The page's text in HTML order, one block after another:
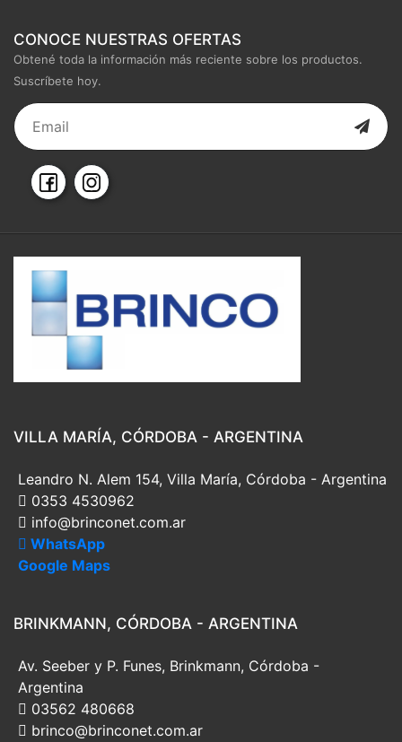
CONOCE NUESTRAS OFERTAS
Obtené toda la información más reciente sobre los productos.
Suscríbete hoy.
VILLA MARÍA, CÓRDOBA - ARGENTINA
Leandro N. Alem 154, Villa María, Córdoba - Argentina
0353 4530962
info@brinconet.com.ar
WhatsApp
Google Maps
BRINKMANN, CÓRDOBA - ARGENTINA
Av. Seeber y P. Funes, Brinkmann, Córdoba -
Argentina
03562 480668
brinco@brinconet.com.ar